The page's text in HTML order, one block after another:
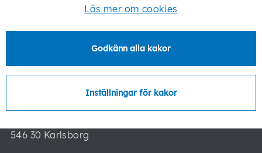
546 30 Karlsborg
Läs mer om cookies
Godkänn alla kakor
Inställningar för kakor